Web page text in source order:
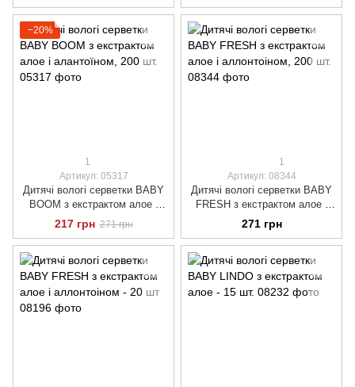
−20%
1
Артикул: 05317
Дитячі вологі серветки BABY
BOOM з екстрактом алое і
алантоїном, 200 шт.
217 грн 271 грн
1
Артикул: 08344
Дитячі вологі серветки BABY
FRESH з екстрактом алое і
аллонтоіном, 200 шт.
271 грн